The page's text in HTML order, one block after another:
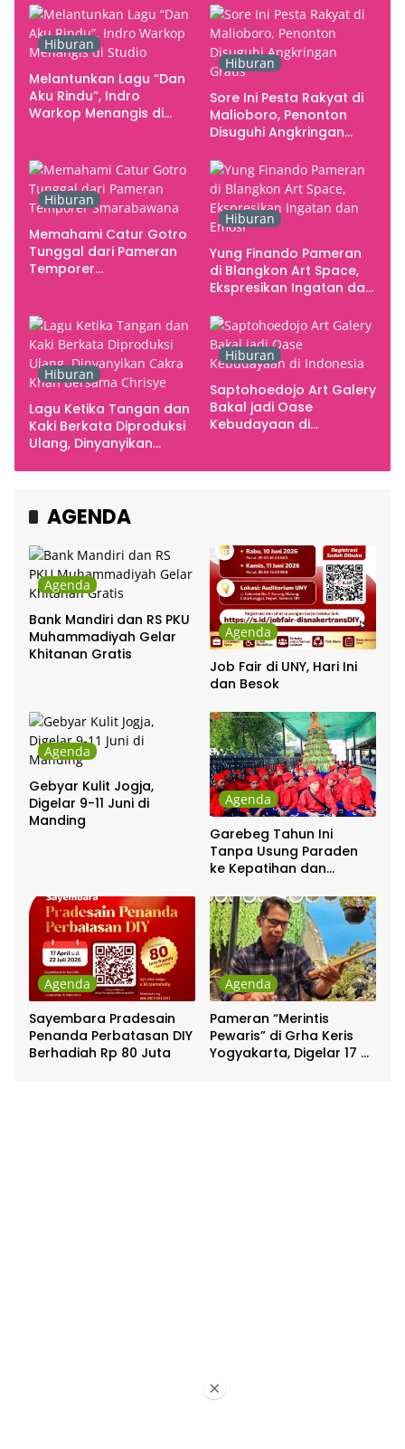
Yogyakarta sebagai
Pusat Pergerakan Seni
Rupa Indonesia
Hiburan
Melantunkan Lagu “Dan
Aku Rindu”, Indro
Warkop Menangis di
Hiburan
Sore Ini Pesta Rakyat di
Malioboro, Penonton
Disuguhi Angkringan
Hiburan
Memahami Catur Gotro
Tunggal dari Pameran
Temporer
Hiburan
Yung Finando Pameran
di Blangkon Art Space,
Ekspresikan Ingatan dan
Hiburan
Lagu Ketika Tangan dan
Kaki Berkata Diproduksi
Ulang, Dinyanyikan
Chrisye
Hiburan
Saptohoedojo Art Galery
Bakal jadi Oase
Kebudayaan di
AGENDA
Agenda
Bank Mandiri dan RS PKU
Muhammadiyah Gelar
Khitanan Gratis
Agenda
Job Fair di UNY, Hari Ini
dan Besok
Agenda
Gebyar Kulit Jogja,
Digelar 9-11 Juni di
Manding
Agenda
Garebeg Tahun Ini
Tanpa Usung Paraden
ke Kepatihan dan
Agenda
Sayembara Pradesain
Penanda Perbatasan DIY
Berhadiah Rp 80 Juta
Agenda
Pameran “Merintis
Pewaris” di Grha Keris
Yogyakarta, Digelar 17 –
×